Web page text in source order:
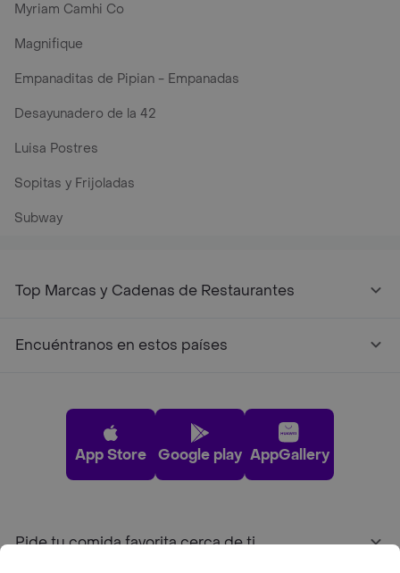
Myriam Camhi Co
Magnifique
Empanaditas de Pipian - Empanadas
Desayunadero de la 42
Luisa Postres
Sopitas y Frijoladas
Subway
Top Marcas y Cadenas de Restaurantes
Encuéntranos en estos países
App Store Google play AppGallery
Pide tu comida favorita cerca de ti